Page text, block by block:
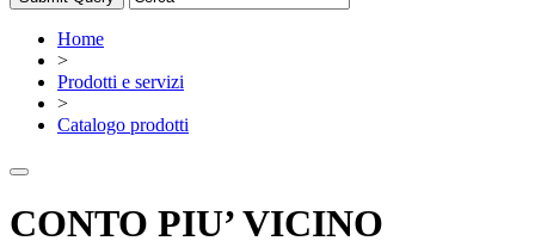
Home
>
Prodotti e servizi
>
Catalogo prodotti
CONTO PIU’ VICINO